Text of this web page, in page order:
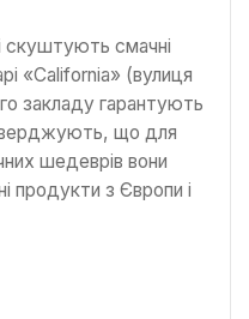
скуштують смачні
«California» (вулиця
закладу гарантують
що для
шедеврів вони
продукти з Європи і